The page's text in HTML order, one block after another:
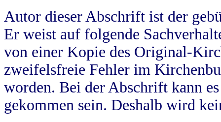
Autor dieser Abschrift ist der
Er weist auf folgende
von einer Kopie des Original-
zweifelsfreie Fehler im
worden. Bei der Abschrift kann
gekommen sein. Deshalb wird